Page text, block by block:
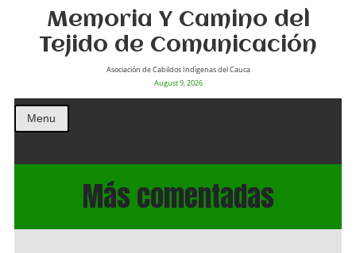
Memoria Y Camino del
Tejido de Comunicación
Asociación de Cabildos Indìgenas del Cauca
August 9, 2026
Menu
Más comentadas